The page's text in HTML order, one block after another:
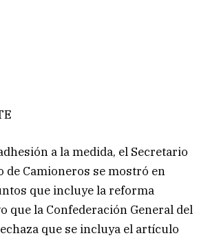
a la medida, el Secretario
de Camioneros se mostró en
que incluye la reforma
que la Confederación General del
que se incluya el artículo